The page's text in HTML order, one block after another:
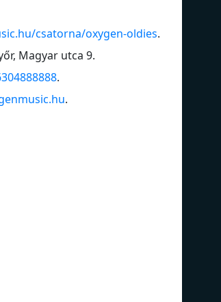
csatorna/oxygen-oldies.
Magyar utca 9.
.
.